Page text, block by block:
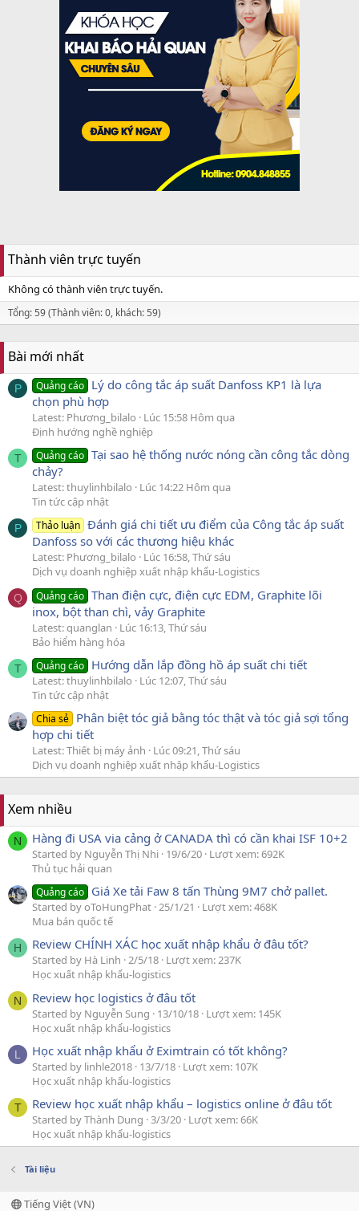
Thành viên trực tuyến
Không có thành viên trực tuyến.
Tổng: 59 (Thành viên: 0, khách: 59)
Bài mới nhất
P Quảng cáo Lý do công tắc áp suất Danfoss KP1 là lựa
chọn phù hợp
Latest: Phương_bilalo
Lúc 15:58 Hôm qua
Định hướng nghề nghiệp
T Quảng cáo Tại sao hệ thống nước nóng cần công tắc dòng
chảy?
Latest: thuylinhbilalo
Lúc 14:22 Hôm qua
Tin tức cập nhật
P Thảo luận Đánh giá chi tiết ưu điểm của Công tắc áp suất
Danfoss so với các thương hiệu khác
Latest: Phương_bilalo
Lúc 16:58, Thứ sáu
Dịch vụ doanh nghiệp xuất nhập khẩu-Logistics
Q Quảng cáo Than điện cực, điện cực EDM, Graphite lõi
inox, bột than chì, vảy Graphite
Latest: quanglan
Lúc 16:13, Thứ sáu
Bảo hiểm hàng hóa
T Quảng cáo Hướng dẫn lắp đồng hồ áp suất chi tiết
Latest: thuylinhbilalo
Lúc 12:07, Thứ sáu
Tin tức cập nhật
Chia sẻ Phân biệt tóc giả bằng tóc thật và tóc giả sợi tổng
hợp chi tiết
Latest: Thiết bị máy ảnh
Lúc 09:21, Thứ sáu
Dịch vụ doanh nghiệp xuất nhập khẩu-Logistics
Xem nhiều
N Hàng đi USA via cảng ở CANADA thì có cần khai ISF 10+2
Started by Nguyễn Thị Nhi 19/6/20 Lượt xem: 692K
Thủ tục hải quan
Quảng cáo Giá Xe tải Faw 8 tấn Thùng 9M7 chở pallet.
Started by oToHungPhat 25/1/21
Lượt xem: 468K
Mua bán quốc tế
H Review CHÍNH XÁC học xuất nhập khẩu ở đâu tốt?
Started by Hà Linh 2/5/18 Lượt xem: 237K
Học xuất nhập khẩu-logistics
N Review học logistics ở đâu tốt
Started by Nguyễn Sung 13/10/18 Lượt xem: 145K
Học xuất nhập khẩu-logistics
L Học xuất nhập khẩu ở Eximtrain có tốt không?
Started by linhle2018 13/7/18 Lượt xem: 107K
Học xuất nhập khẩu-logistics
T Review học xuất nhập khẩu – logistics online ở đâu tốt
Started by Thành Dung 3/3/20 Lượt xem: 66K
Học xuất nhập khẩu-logistics
Tài liệu
Tiếng Việt (VN)